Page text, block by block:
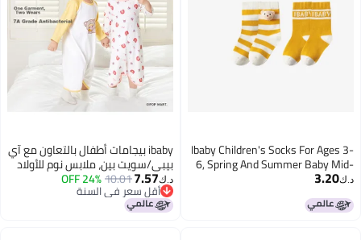
Ibaby Children's Socks For Ages 3-
6, Spring And Summer Baby Mid-
calf Socks, Comfortable Breathable
Seamless Socks, 2 Pairs
د.ك‏3.20
ibaby بيجامات أطفال بالتعاون مع آي
بيبي/سويت بين، ملابس نوم للأولاد
والبنات، أزياء بأكمام طويلة لفصلي
الربيع والخريف، ملابس منزلية
د.ك‏7.57
10.01
24% OFF
أقل سعر في السنة
أقل سعر في السنة